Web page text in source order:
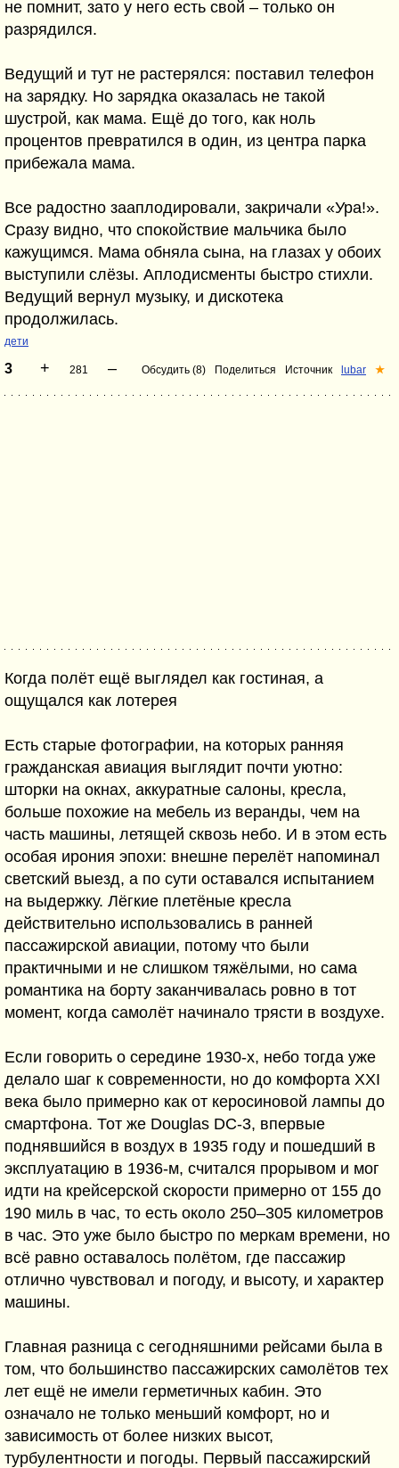
не помнит, зато у него есть свой – только он
разрядился.
Ведущий и тут не растерялся: поставил телефон
на зарядку. Но зарядка оказалась не такой
шустрой, как мама. Ещё до того, как ноль
процентов превратился в один, из центра парка
прибежала мама.
Все радостно зааплодировали, закричали «Ура!».
Сразу видно, что спокойствие мальчика было
кажущимся. Мама обняла сына, на глазах у обоих
выступили слёзы. Аплодисменты быстро стихли.
Ведущий вернул музыку, и дискотека
продолжилась.
дети
3 + 281 – Обсудить (8) Поделиться Источник lubar ★
Когда полёт ещё выглядел как гостиная, а
ощущался как лотерея
Есть старые фотографии, на которых ранняя
гражданская авиация выглядит почти уютно:
шторки на окнах, аккуратные салоны, кресла,
больше похожие на мебель из веранды, чем на
часть машины, летящей сквозь небо. И в этом есть
особая ирония эпохи: внешне перелёт напоминал
светский выезд, а по сути оставался испытанием
на выдержку. Лёгкие плетёные кресла
действительно использовались в ранней
пассажирской авиации, потому что были
практичными и не слишком тяжёлыми, но сама
романтика на борту заканчивалась ровно в тот
момент, когда самолёт начинало трясти в воздухе.
Если говорить о середине 1930-х, небо тогда уже
делало шаг к современности, но до комфорта XXI
века было примерно как от керосиновой лампы до
смартфона. Тот же Douglas DC-3, впервые
поднявшийся в воздух в 1935 году и пошедший в
эксплуатацию в 1936-м, считался прорывом и мог
идти на крейсерской скорости примерно от 155 до
190 миль в час, то есть около 250–305 километров
в час. Это уже было быстро по меркам времени, но
всё равно оставалось полётом, где пассажир
отлично чувствовал и погоду, и высоту, и характер
машины.
Главная разница с сегодняшними рейсами была в
том, что большинство пассажирских самолётов тех
лет ещё не имели герметичных кабин. Это
означало не только меньший комфорт, но и
зависимость от более низких высот,
турбулентности и погоды. Первый пассажирский